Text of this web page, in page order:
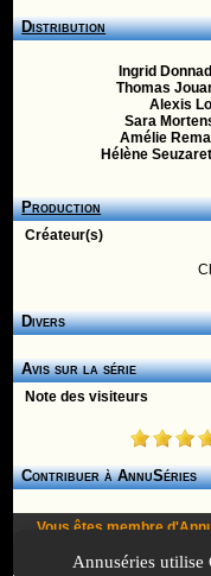
Distribution
Ingrid
Thomas
Alexis
Sara
Amélie
Hélène Seuzaret
Production
Créateur(s)
Divers
Avis sur la série
Note des visiteurs
Contribuer à AnnuSéries
Vous êtes membre
Annuséries utilise